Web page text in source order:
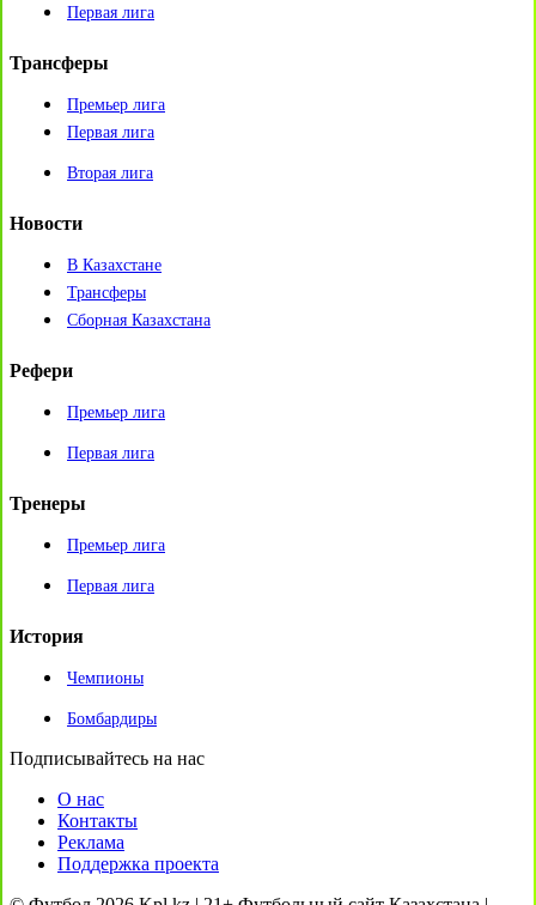
Первая лига
Трансферы
Премьер лига
Первая лига
Вторая лига
Новости
В Казахстане
Трансферы
Сборная Казахстана
Рефери
Премьер лига
Первая лига
Тренеры
Премьер лига
Первая лига
История
Чемпионы
Бомбардиры
Подписывайтесь на нас
О нас
Контакты
Реклама
Поддержка проекта